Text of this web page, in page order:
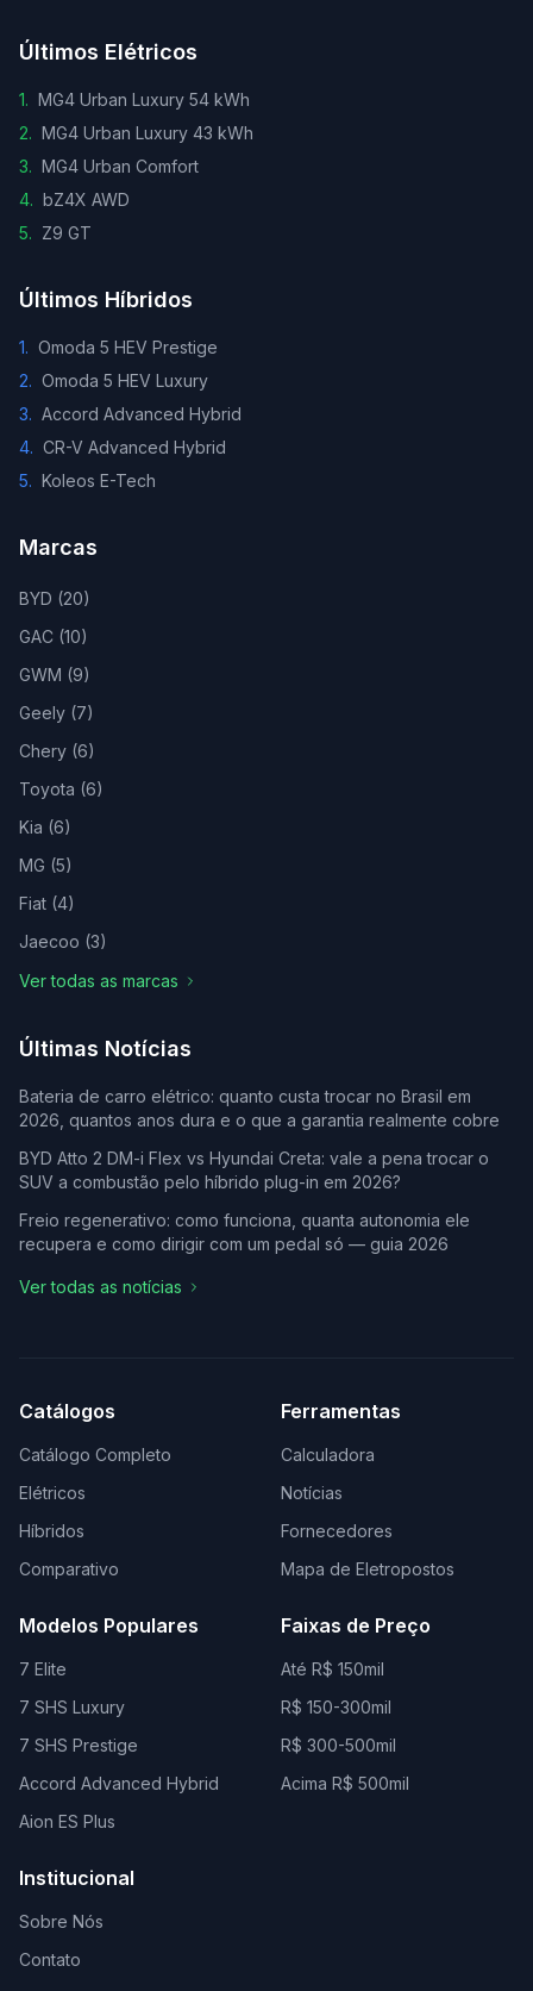
Últimos Elétricos
1. MG4 Urban Luxury 54 kWh
2. MG4 Urban Luxury 43 kWh
3. MG4 Urban Comfort
4. bZ4X AWD
5. Z9 GT
Últimos Híbridos
1. Omoda 5 HEV Prestige
2. Omoda 5 HEV Luxury
3. Accord Advanced Hybrid
4. CR-V Advanced Hybrid
5. Koleos E-Tech
Marcas
BYD (20)
GAC (10)
GWM (9)
Geely (7)
Chery (6)
Toyota (6)
Kia (6)
MG (5)
Fiat (4)
Jaecoo (3)
Ver todas as marcas
Últimas Notícias
Bateria de carro elétrico: quanto custa trocar no Brasil em
2026, quantos anos dura e o que a garantia realmente cobre
BYD Atto 2 DM-i Flex vs Hyundai Creta: vale a pena trocar o
SUV a combustão pelo híbrido plug-in em 2026?
Freio regenerativo: como funciona, quanta autonomia ele
recupera e como dirigir com um pedal só — guia 2026
Ver todas as notícias
Catálogos
Catálogo Completo
Elétricos
Híbridos
Comparativo
Ferramentas
Calculadora
Notícias
Fornecedores
Mapa de Eletropostos
Modelos Populares
7 Elite
7 SHS Luxury
7 SHS Prestige
Accord Advanced Hybrid
Aion ES Plus
Faixas de Preço
Até R$ 150mil
R$ 150-300mil
R$ 300-500mil
Acima R$ 500mil
Institucional
Sobre Nós
Contato